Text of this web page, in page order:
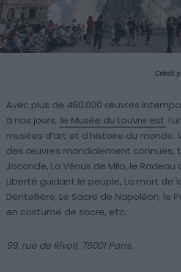
Crédit
Avec plus de 460.000 œuvres
à nos jours, le Musée du Louvre est
musées d’art et d’histoire du monde.
des œuvres mondialement connues,
Joconde, La Vénus de Milo, le Radeau
Liberté guidant le peuple, La mort de
Dentellière, Le Sacre de Napoléon, le
en costume de sacre, etc.
99, rue de Rivoli, 75001 Paris.